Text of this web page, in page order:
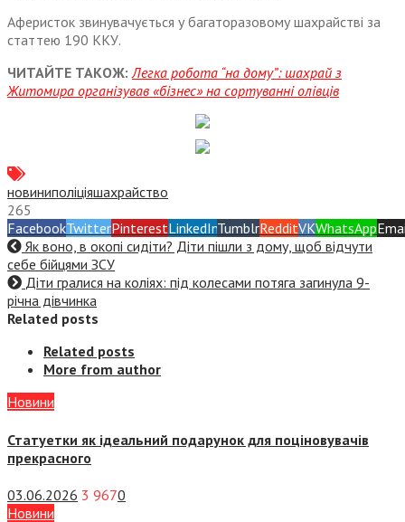
Аферисток звинувачується у багаторазовому шахрайстві за
статтею 190 ККУ.
ЧИТАЙТЕ ТАКОЖ:Легка робота “на дому”: шахрай з
Житомира організував «бізнес» на сортуванні олівців
новиниполіціяшахрайство
265
FacebookTwitterPinterestLinkedInTumblrRedditVKWhatsApp
Як воно, в окопі сидіти? Діти пішли з дому, щоб відчути
себе бійцями ЗСУ
Діти гралися на коліях: під колесами потяга загинула 9-
річна дівчинка
Related posts
Related posts
More from author
Новини
Статуетки як ідеальний подарунок для поціновувачів
прекрасного
03.06.2026 3 9670
Новини